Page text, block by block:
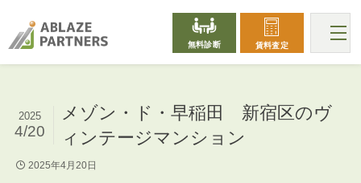
無料診断 賃料査定
メゾン・ド・早稲田 新宿区のヴ
ィンテージマンション
2025
4/20
2025年4月20日